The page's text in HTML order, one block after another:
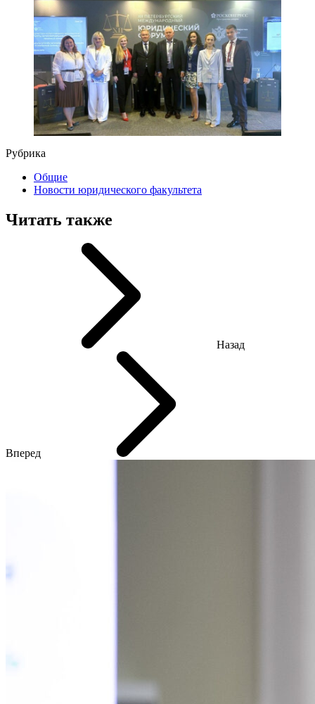
Рубрика
Общие
Новости юридического факультета
Читать также
Назад
Вперед